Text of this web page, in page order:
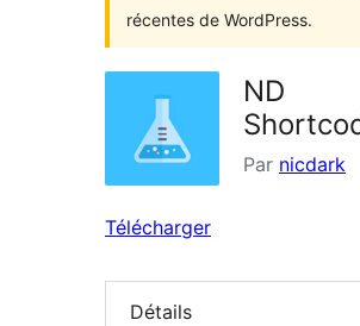
récentes de WordPress.
ND
Par nicdark
Télécharger
Détails